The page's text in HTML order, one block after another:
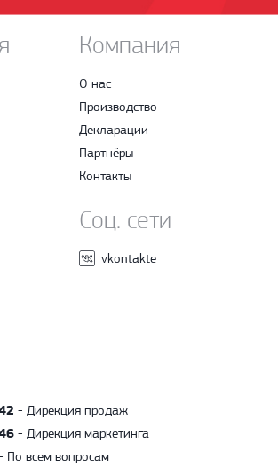
Компания
О нас
Производство
Декларации
Партнёры
Контакты
Соц. сети
vkontakte
- Дирекция продаж
- Дирекция маркетинга
По всем вопросам